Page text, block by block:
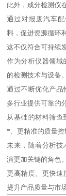
此外，成分检测仪
通过对报废汽车
料，促进资源循环
这不仅符合可持续
作为分析仪器领域
的检测技术与设备。
通过不断优化产品
多行业提供可靠的
从基础的材料筛
*、更精准的质量控
未来，随着分析技
演更加关键的角色。
更高精度、更快速
提升产品质量与市